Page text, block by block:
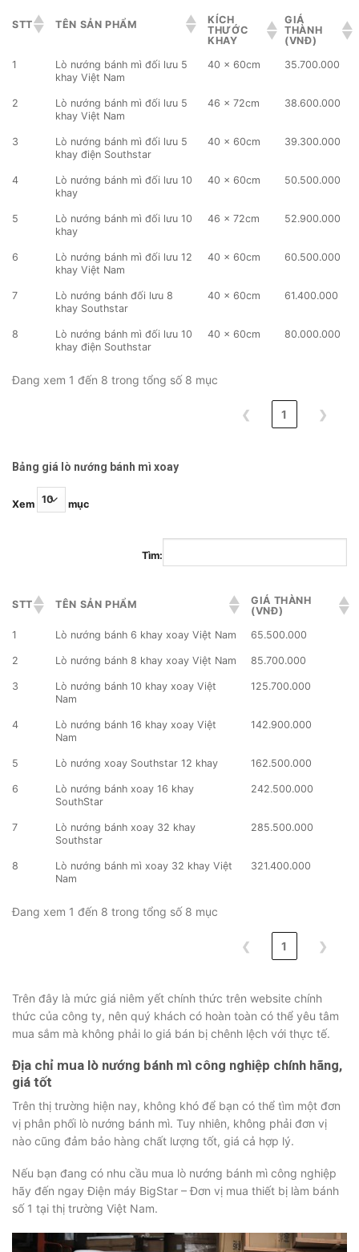
STT TÊN SẢN PHẨM
KÍCH
THƯỚC
KHAY
GIÁ
THÀNH
(VNĐ)
1
Lò nướng bánh mì đối lưu 5
khay Việt Nam
40 x 60cm 35.700.000
2
Lò nướng bánh mì đối lưu 5
khay Việt Nam
46 x 72cm 38.600.000
3
Lò nướng bánh mì đối lưu 5
khay điện Southstar
40 x 60cm 39.300.000
4
Lò nướng bánh mì đối lưu 10
khay
40 x 60cm 50.500.000
5
Lò nướng bánh mì đối lưu 10
khay
46 x 72cm 52.900.000
6
Lò nướng bánh mì đối lưu 12
khay Việt Nam
40 x 60cm 60.500.000
7
Lò nướng bánh đối lưu 8
khay Southstar
40 x 60cm 61.400.000
8
Lò nướng bánh mì đối lưu 10
khay điện Southstar
40 x 60cm 80.000.000
Đang xem 1 đến 8 trong tổng số 8 mục
❮ 1 ❯
Bảng giá lò nướng bánh mì xoay
Xem mục
Tìm:
STT TÊN SẢN PHẨM
GIÁ THÀNH
(VNĐ)
1
Lò nướng bánh 6 khay xoay Việt Nam 65.500.000
2 Lò nướng bánh 8 khay xoay Việt Nam 85.700.000
3
Lò nướng bánh 10 khay xoay Việt
Nam
125.700.000
4
Lò nướng bánh 16 khay xoay Việt
Nam
142.900.000
5 Lò nướng xoay Southstar 12 khay 162.500.000
6
Lò nướng bánh xoay 16 khay
SouthStar
242.500.000
7
Lò nướng bánh xoay 32 khay
Southstar
285.500.000
8
Lò nướng bánh mì xoay 32 khay Việt
Nam
321.400.000
Đang xem 1 đến 8 trong tổng số 8 mục
❮ 1 ❯
Trên đây là mức giá niêm yết chính thức trên website chính
thức của công ty, nên quý khách có hoàn toàn có thể yêu tâm
mua sắm mà không phải lo giá bán bị chênh lệch với thực tế.
Địa chỉ mua lò nướng bánh mì công nghiệp chính hãng,
giá tốt
Trên thị trường hiện nay, không khó để bạn có thể tìm một đơn
vị phân phối lò nướng bánh mì. Tuy nhiên, không phải đơn vị
nào cũng đảm bảo hàng chất lượng tốt, giá cả hợp lý.
Nếu bạn đang có nhu cầu mua lò nướng bánh mì công nghiệp
hãy đến ngay Điện máy BigStar – Đơn vị mua thiết bị làm bánh
số 1 tại thị trường Việt Nam.